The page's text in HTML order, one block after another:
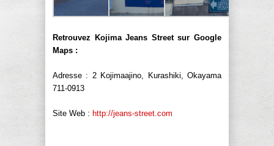
Retrouvez Kojima Jeans Street sur Google
Maps :
Adresse : 2 Kojimaajino, Kurashiki, Okayama
711-0913
Site Web : http://jeans-street.com